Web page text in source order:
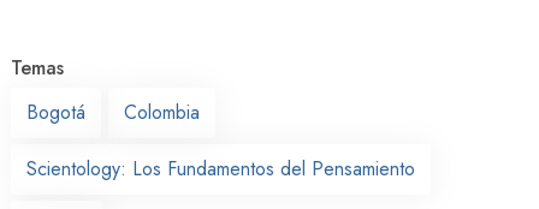
Temas
Bogotá
Colombia
Scientology: Los Fundamentos del Pensamiento